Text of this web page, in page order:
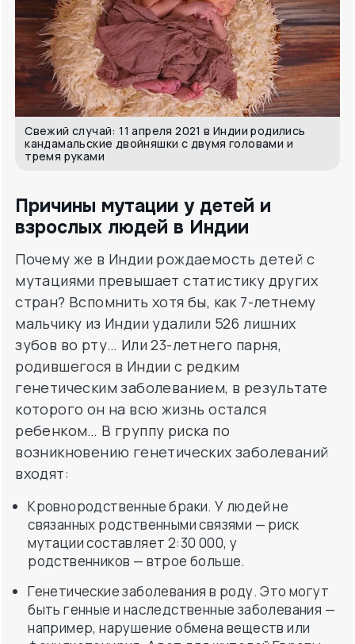
Свежий случай: 11 апреля 2021 в Индии родились
кандамальские двойняшки с двумя головами и
тремя руками
Причины мутации у детей и
взрослых людей в Индии
Почему же в Индии рождаемость детей с
мутациями превышает статистику других
стран? Вспомнить хотя бы, как 7-летнему
мальчику из Индии удалили 526 лишних
зубов во рту… Или 23-летнего парня,
родившегося в Индии с редким
генетическим заболеванием, в результате
которого он на всю жизнь остался
ребенком… В группу риска по
возникновению генетических заболеваний
входят:
Кровнородственные браки. У людей не
связанных родственными связями — риск
мутации составляет 2:30 000, у
родственников — втрое больше.
Генетические заболевания в роду. Это могут
быть генные и наследственные заболевания —
например, нарушение обмена веществ или
фенилкетонурия. А вот для жителей Европы
больше характерна генная мутация
альбинизм.